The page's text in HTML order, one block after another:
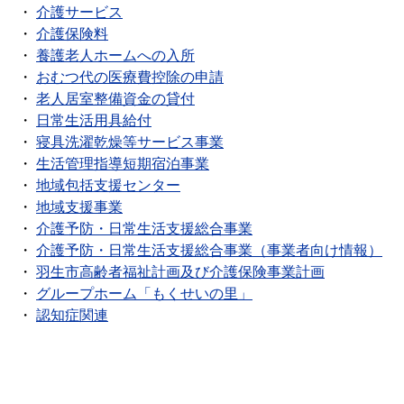
・ 介護サービス
・ 介護保険料
・ 養護老人ホームへの入所
・ おむつ代の医療費控除の申請
・ 老人居室整備資金の貸付
・
日常生活用具給付
・ 寝具洗濯乾燥等サービス事業
・ 生活管理指導短期宿泊事業
・ 地域包括支援センター
・ 地域支援事業
・ 介護予防・日常生活支援総合事業
・ 介護予防・日常生活支援総合事業（事業者向け情報）
・ 羽生市高齢者福祉計画及び介護保険事業計画
・ グループホーム「もくせいの里」
・ 認知症関連